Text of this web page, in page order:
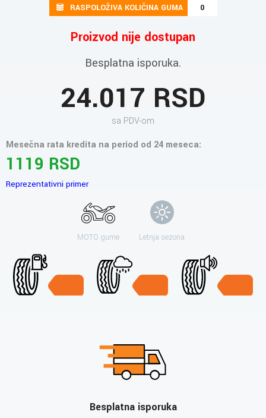
RASPOLOŽIVA KOLIČINA GUMA 0
Proizvod nije dostupan
Besplatna isporuka.
24.017 RSD
sa PDV-om
Mesečna rata kredita na period od 24 meseca:
1119 RSD
Reprezentativni primer
MOTO gume Letnja sezona
Besplatna isporuka